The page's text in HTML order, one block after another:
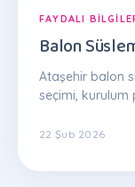
FAYDALI
Balon
Ataşehir balon
seçimi, kurulum
22 Şub 2026